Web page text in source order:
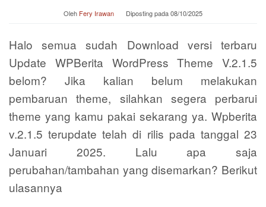
Oleh Fery Irawan Diposting pada08/10/2025
Halo semua sudah Download versi terbaru
Update WPBerita WordPress Theme V.2.1.5
belom? Jika kalian belum melakukan
pembaruan theme, silahkan segera perbarui
theme yang kamu pakai sekarang ya. Wpberita
v.2.1.5 terupdate telah di rilis pada tanggal 23
Januari 2025. Lalu apa saja
perubahan/tambahan yang disemarkan? Berikut
ulasannya